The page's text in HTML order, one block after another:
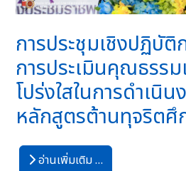
การประชุมเชิงปฏิบัติ
การประเมินคุณธรร
โปร่งใสในการดำเนิ
หลักสูตรต้านทุจริตศึ
อ่านเพิ่มเติม …